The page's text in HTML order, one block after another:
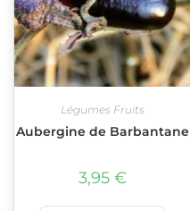
Légumes Fruits
Aubergine de Barbantane
3,95 €